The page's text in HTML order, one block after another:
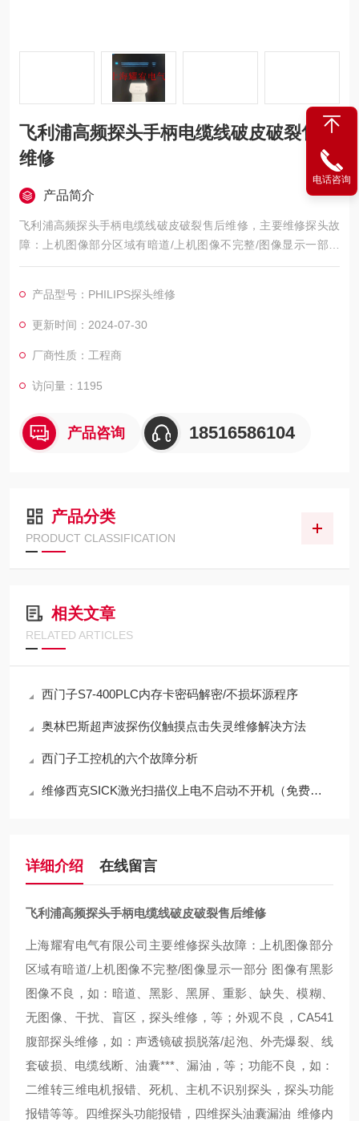
飞利浦高频探头手柄电缆线破皮破裂售后
维修
产品简介
飞利浦高频探头手柄电缆线破皮破裂售后维修，主要维修探头故
障：上机图像部分区域有暗道/上机图像不完整/图像显示一部分
图像有黑影 图像不良，如：暗道、黑影、黑屏、重影、缺失、模
部探头维修，如：声透镜破损脱落/起泡、外壳爆裂、线套破损、
电缆线断、油囊***、漏油，等；功能不良，如：二维转三维电机
产品型号：PHILIPS探头维修
更新时间：2024-07-30
厂商性质：工程商
访问量：1195
产品咨询 18516586104
产品分类
PRODUCT CLASSIFICATION
相关文章
RELATED ARTICLES
西门子S7-400PLC内存卡密码解密/不损坏源程序
奥林巴斯超声波探伤仪触摸点击失灵维修解决方法
西门子工控机的六个故障分析
维修西克SICK激光扫描仪上电不启动不开机（免费检测）
详细介绍 在线留言
飞利浦高频探头手柄电缆线破皮破裂售后维修
上海耀宥电气有限公司主要维修探头故障：上机图像部分
区域有暗道/上机图像不完整/图像显示一部分 图像有黑影
图像不良，如：暗道、黑影、黑屏、重影、缺失、模糊、
无图像、干扰、盲区，探头维修，等；外观不良，CA541
腹部探头维修，如：声透镜破损脱落/起泡、外壳爆裂、线
套破损、电缆线断、油囊***、漏油，等；功能不良，如：
二维转三维电机报错、死机、主机不识别探头，探头功能
报错等等。四维探头功能报错，四维探头油囊漏油 维修内
电话咨询